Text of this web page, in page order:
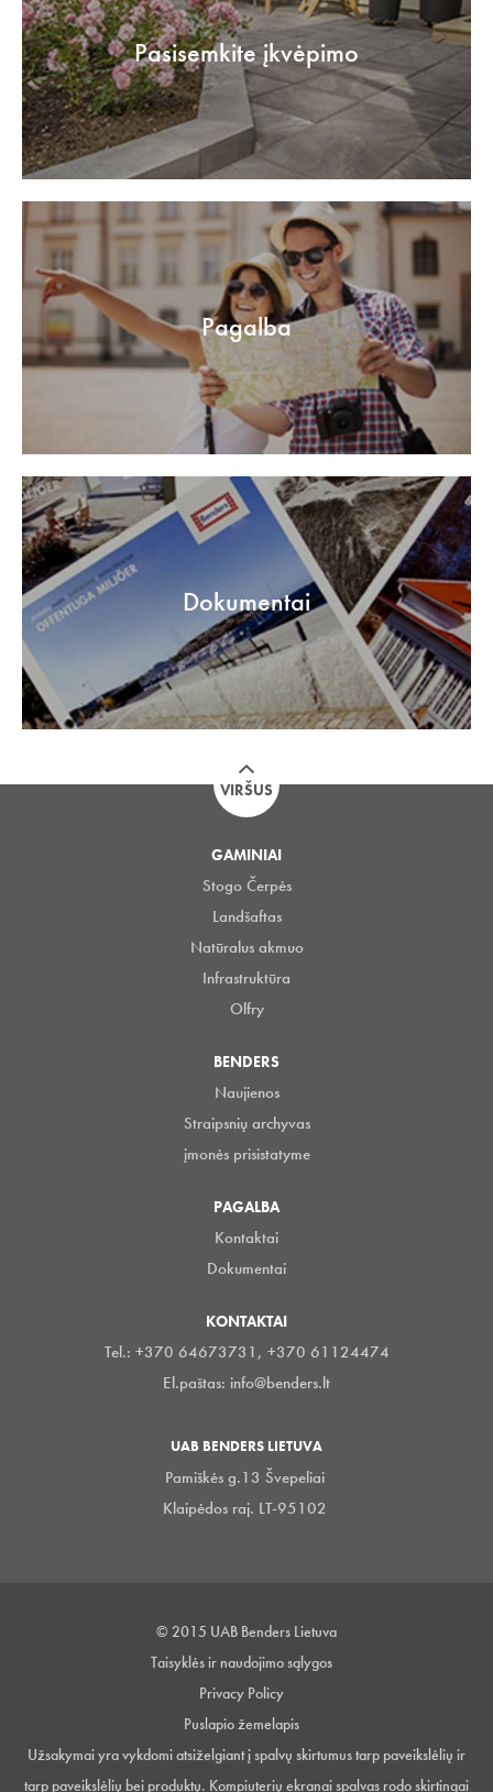
Pasisemkite įkvėpimo
Pagalba
Dokumentai
VIRŠUS
GAMINIAI
Stogo Čerpės
Landšaftas
Natūralus akmuo
Infrastruktūra
Olfry
BENDERS
Naujienos
Straipsnių archyvas
įmonės prisistatyme
PAGALBA
Kontaktai
Dokumentai
KONTAKTAI
Tel.: +370 64673731, +370 61124474
El.paštas: info@benders.lt
UAB BENDERS LIETUVA
Pamiškės g.13 Švepeliai
Klaipėdos raj. LT-95102
© 2015 UAB Benders Lietuva
Taisyklės ir naudojimo sąlygos
Privacy Policy
Puslapio žemelapis
Užsakymai yra vykdomi atsiželgiant į spalvų skirtumus tarp paveikslėlių ir
tarp paveikslėlių bei produktų. Kompiuterių ekranai spalvas rodo skirtingai